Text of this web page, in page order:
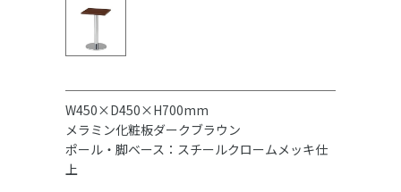
W450×D450×H700mm
メラミン化粧板ダークブラウン
ポール・脚ベース：スチールクロームメッキ仕
上